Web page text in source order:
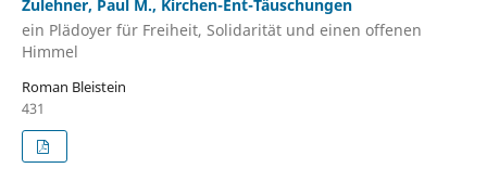
Zulehner, Paul M., Kirchen-Ent-Täuschungen
ein Plädoyer für Freiheit, Solidarität und einen offenen
Himmel
Roman Bleistein
431